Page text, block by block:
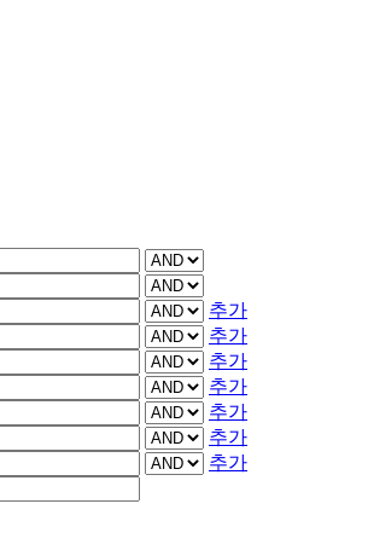
추가
추가
추가
추가
추가
추가
추가